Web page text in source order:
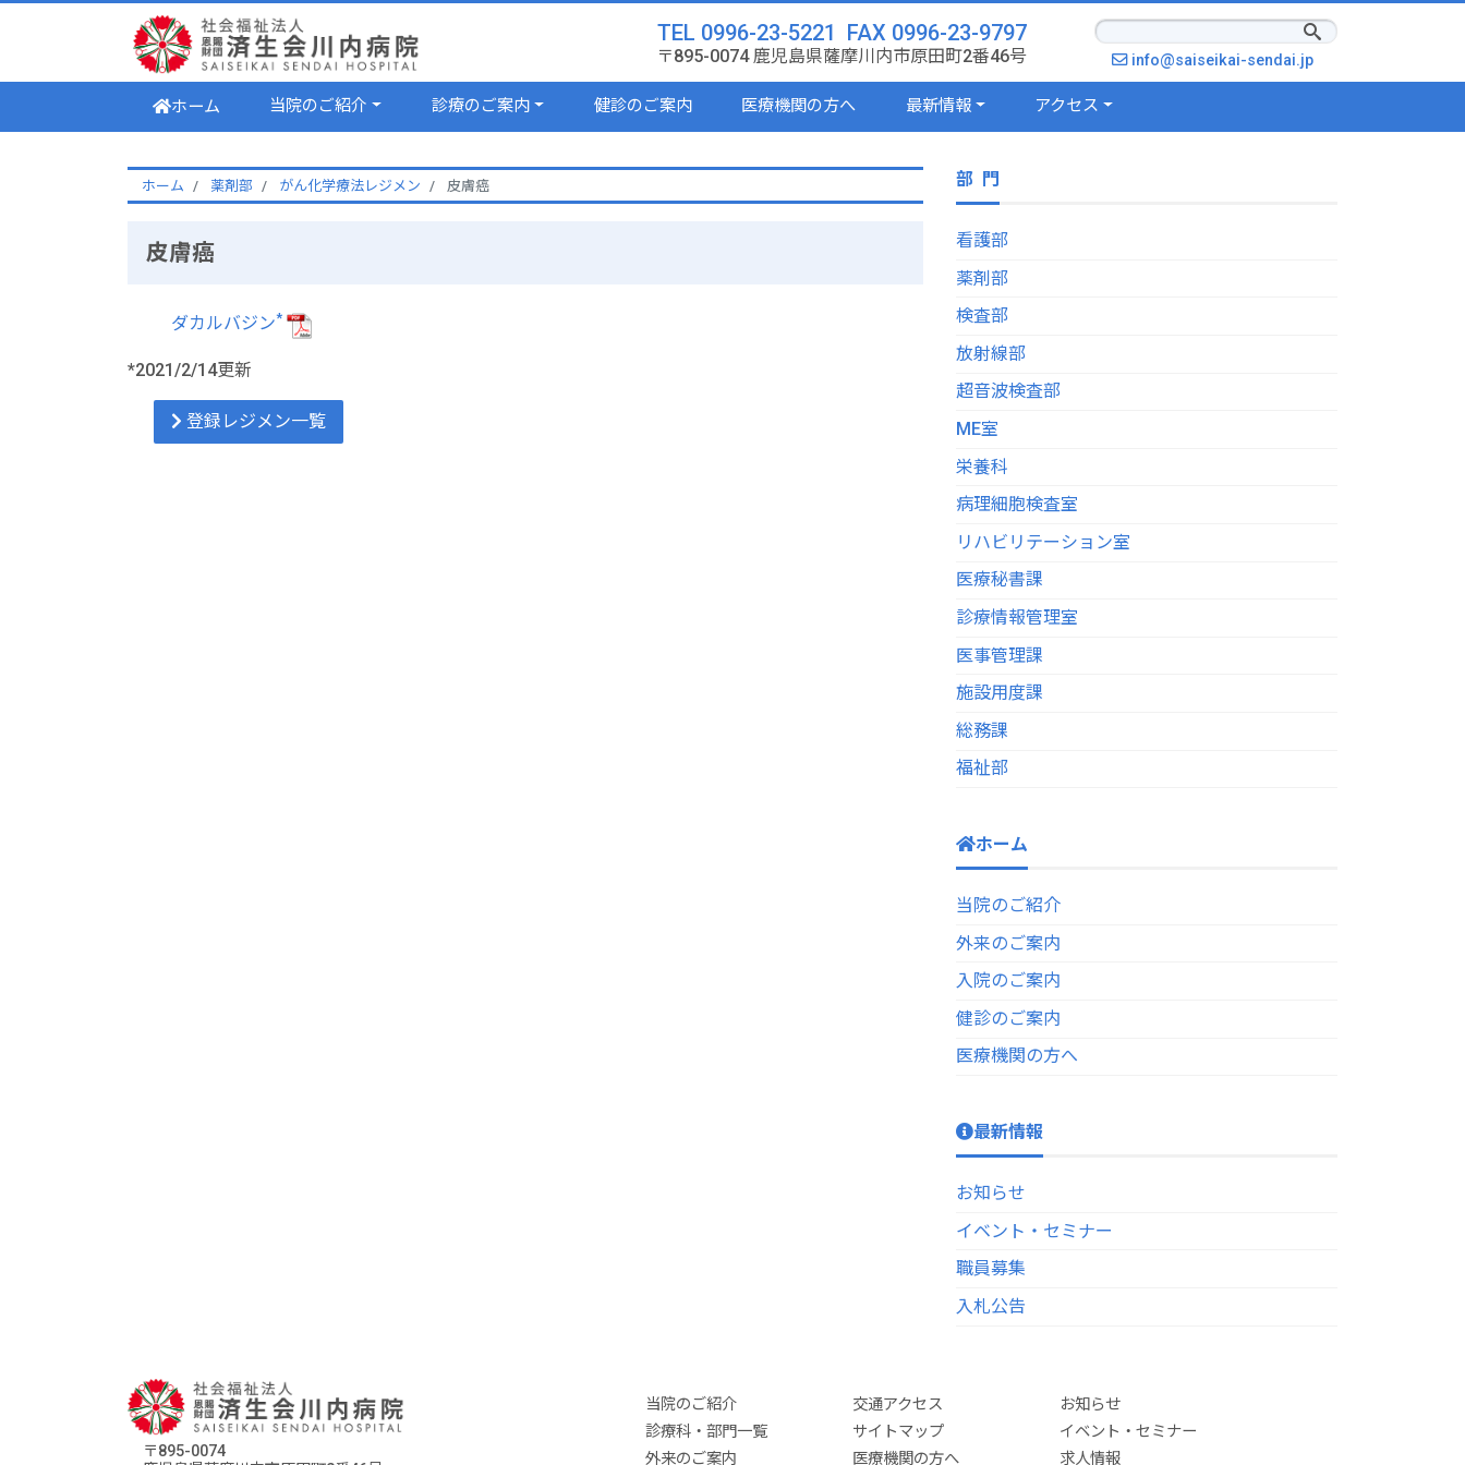
TEL 0996-23-5221 FAX 0996-23-9797
〒895-0074 鹿児島県薩摩川内市原田町2番46号 info@saiseikai-sendai.jp
ホーム 当院のご紹介 診療のご案内 健診のご案内 医療機関の方へ 最新情報 アクセス
ホーム 薬剤部 がん化学療法レジメン 皮膚癌
皮膚癌
ダカルバジン*
*2021/2/14更新
登録レジメン一覧
部 門
看護部
薬剤部
検査部
放射線部
超音波検査部
ME室
栄養科
病理細胞検査室
リハビリテーション室
医療秘書課
診療情報管理室
医事管理課
施設用度課
総務課
福祉部
ホーム
当院のご紹介
外来のご案内
入院のご案内
健診のご案内
医療機関の方へ
最新情報
お知らせ
イベント・セミナー
職員募集
入札公告
〒895-0074
当院のご紹介
診療科・部門一覧
外来のご案内
交通アクセス
サイトマップ
医療機関の方へ
お知らせ
イベント・セミナー
求人情報